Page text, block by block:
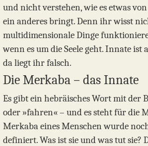
und nicht verstehen, wie es etwas
ein anderes bringt. Denn ihr wisst
multidimensionale Dinge
wenn es um die Seele geht. Innate ist
da liegt ihr falsch.
Die Merkaba – das Innate
Es gibt ein hebräisches Wort mit der
oder »fahren« – und es steht für die
Merkaba eines Menschen wurde
definiert. Was ist sie und was tut sie?